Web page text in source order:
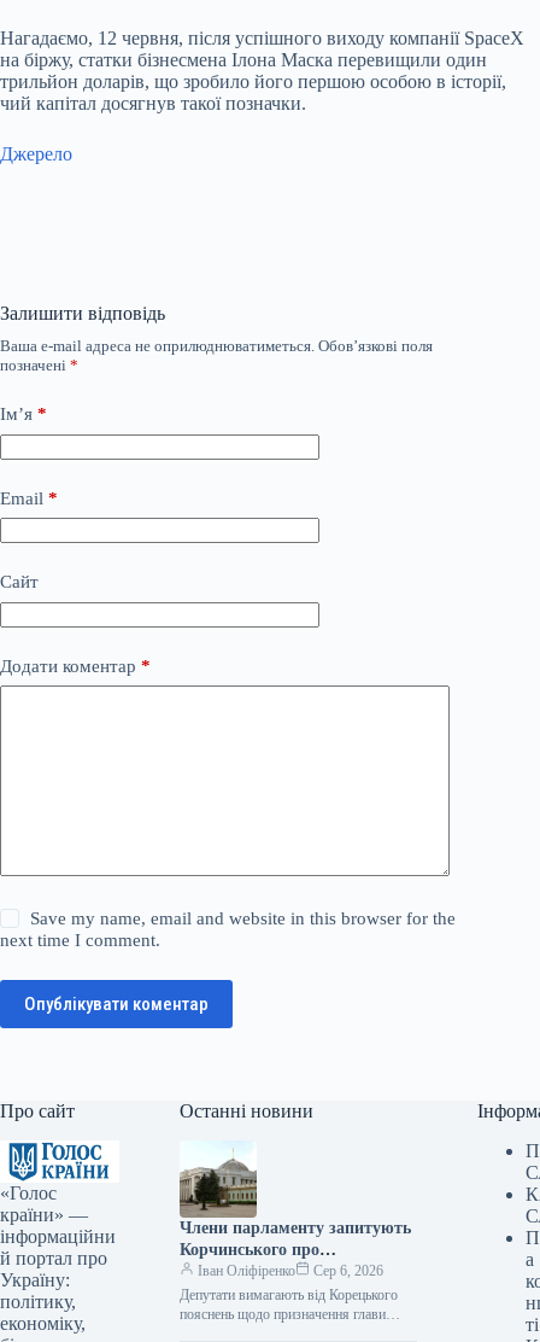
Нагадаємо, 12 червня, після успішного виходу компанії SpaceX
на біржу, статки бізнесмена Ілона Маска перевищили один
трильйон доларів, що зробило його першою особою в історії,
чий капітал досягнув такої позначки.
Джерело
Залишити відповідь
Ваша e-mail адреса не оприлюднюватиметься. Обов’язкові поля
позначені *
Ім’я *
Email *
Сайт
Додати коментар *
Save my name, email and website in this browser for the
next time I comment.
Опублікувати коментар
Про сайт
«Голос
країни» —
інформаційни
й портал про
Україну:
політику,
економіку,
Останні новини
Члени парламенту запитують
Корчинського про
призначення міністра
цифрової трансформації без
узгодження з комітетом
Іван Оліфіренко
Сер 6, 2026
Депутати вимагають від Корецького
пояснень щодо призначення глави
а
ті